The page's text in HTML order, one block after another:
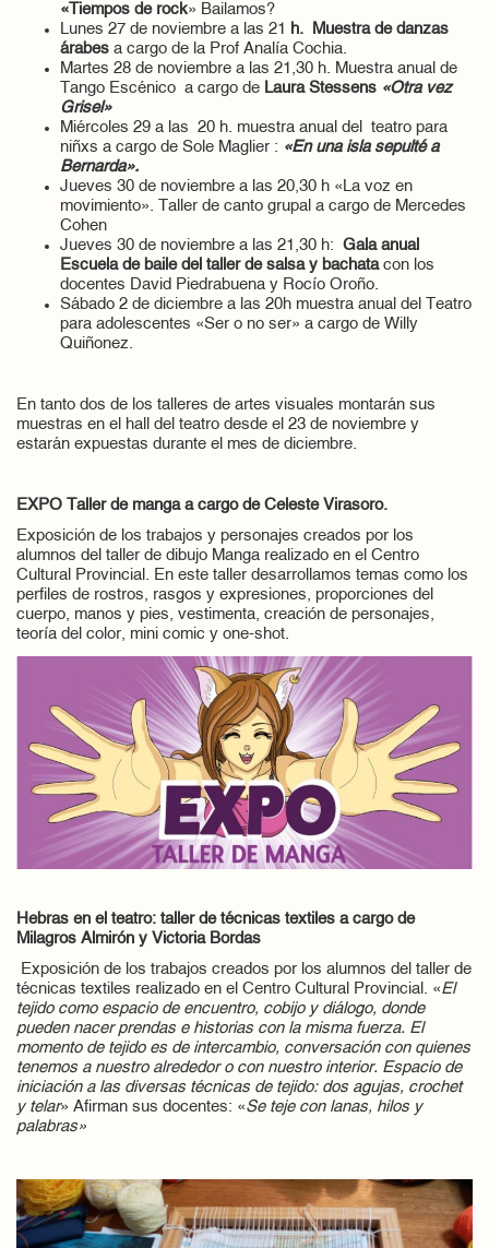
«Tiempos de rock» Bailamos?
Lunes 27 de noviembre a las 21
h. Muestra de danzas
árabes a cargo de la Prof Analía Cochia.
Martes 28 de noviembre a las 21,30 h. Muestra anual de
Tango Escénico a cargo de Laura Stessens «Otra vez
Grisel»
Miércoles 29 a las 20 h. muestra anual del teatro para
niñxs a cargo de Sole Maglier : «En una isla sepulté a
Bernarda».
Jueves 30 de noviembre a las 20,30 h «La voz en
movimiento». Taller de canto grupal a cargo de Mercedes
Cohen
Jueves 30 de noviembre a las 21,30 h: Gala anual
Escuela de baile del taller de salsa y bachatacon los
docentes David Piedrabuena y Rocío Oroño.
Sábado 2 de diciembre a las 20h muestra anual del Teatro
para adolescentes «Ser o no ser» a cargo de Willy
Quiñonez.
En tanto dos de los talleres de artes visuales montarán sus
muestras en el hall del teatro desde el 23 de noviembre y
estarán expuestas durante el mes de diciembre.
EXPO Taller de manga a cargo de Celeste Virasoro.
Exposición de los trabajos y personajes creados por los
alumnos del taller de dibujo Manga realizado en el Centro
Cultural Provincial. En este taller desarrollamos temas como los
perfiles de rostros, rasgos y expresiones, proporciones del
cuerpo, manos y pies, vestimenta, creación de personajes,
teoría del color, mini comic y one-shot.
Hebras en el teatro: taller de técnicas textiles a cargo de
Milagros Almirón y Victoria Bordas
Exposición de los trabajos creados por los alumnos del taller de
técnicas textiles realizado en el Centro Cultural Provincial. «El
tejido como espacio de encuentro, cobijo y diálogo, donde
pueden nacer prendas e historias con la misma fuerza. El
momento de tejido es de intercambio, conversación con quienes
tenemos a nuestro alrededor o con nuestro interior. Espacio de
iniciación a las diversas técnicas de tejido: dos agujas, crochet
y telar» Afirman sus docentes: «Se teje con lanas, hilos y
palabras»